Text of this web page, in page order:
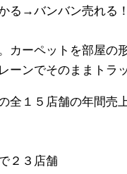
る→バンバン売れる
カーペットを部屋の
ーンでそのままトラ
全１５店舗の年間売
２３店舗